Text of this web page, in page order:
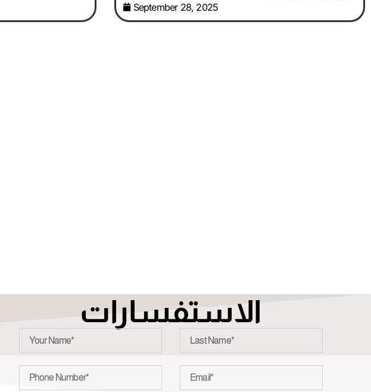
September 28, 2025
الاستفسارات